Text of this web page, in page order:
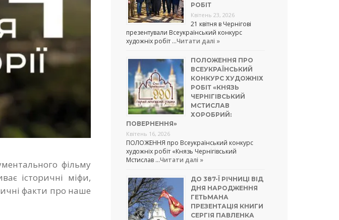
фільму
історичні міфи,
факти про наше
РОБІТ
Квітень 23, 2026
21 квітня в Чернігові
презентували Всеукраїнський конкурс
художніх робіт …Читати далі »
ПОЛОЖЕННЯ ПРО
ВСЕУКРАЇНСЬКИЙ
КОНКУРС ХУДОЖНІХ
РОБІТ «КНЯЗЬ
ЧЕРНІГІВСЬКИЙ
МСТИСЛАВ
ХОРОБРИЙ:
ПОВЕРНЕННЯ»
Квітень 16, 2026
ПОЛОЖЕННЯ про Всеукраїнський конкурс
художніх робіт «Князь Чернігівський
Мстислав …Читати далі »
ДО 387-Ї РІЧНИЦІ ВІД
ДНЯ НАРОДЖЕННЯ
ГЕТЬМАНА
ПРЕЗЕНТАЦІЯ КНИГИ
СЕРГІЯ ПАВЛЕНКА